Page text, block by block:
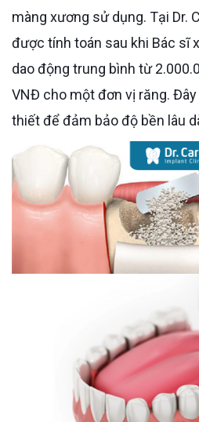
màng xương sử dụng. Tại Dr.
được tính toán sau khi Bác sĩ
dao động trung bình từ
VNĐ cho một đơn vị răng.
thiết để đảm bảo độ bền lâu